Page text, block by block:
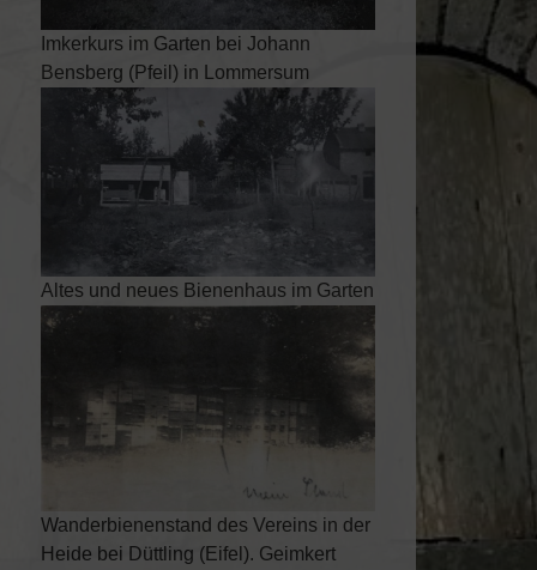
Imkerkurs im Garten bei Johann
Bensberg (Pfeil) in Lommersum
Altes und neues Bienenhaus im Garten
Wanderbienenstand des Vereins in der
Heide bei Düttling (Eifel). Geimkert